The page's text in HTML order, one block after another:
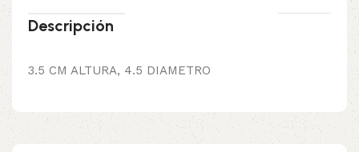
Descripción
3.5 CM ALTURA, 4.5 DIAMETRO